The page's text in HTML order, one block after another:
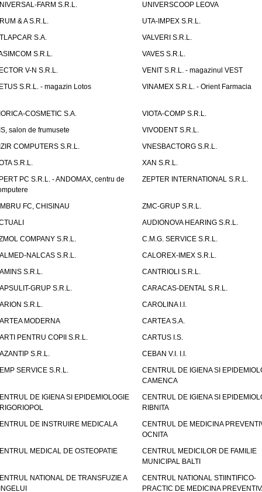
FARM S.R.L.
UNIVERSCOOP LEOVA
& A S.R.L.
UTA-IMPEX S.R.L.
S.A.
VALVERI S.R.L.
S.R.L.
VAVES S.R.L.
V-N S.R.L.
VENIT S.R.L. - magazinul VEST
S.R.L. - magazin Lotos
VINAMEX S.R.L. - Orient Farmacia
COSMETIC S.A.
VIOTA-COMP S.R.L.
salon de frumusete
VIVODENT S.R.L.
COMPUTERS S.R.L.
VNESBACTORG S.R.L.
S.R.L.
XAN S.R.L.
PC S.R.L. - ANDOMAX, centru de
ZEPTER INTERNATIONAL S.R.L.
FC, CHISINAU
ZMC-GRUP S.R.L.
AUDIONOVA HEARING S.R.L.
COMPANY S.R.L.
C.M.G. SERVICE S.R.L.
NALCAS S.R.L.
CALOREX-IMEX S.R.L.
S.R.L.
CANTRIOLI S.R.L.
GRUP S.R.L.
CARACAS-DENTAL S.R.L.
S.R.L.
CAROLINA I.I.
MODERNA
CARTEA S.A.
PENTRU COPII S.R.L.
CARTUS I.S.
S.R.L.
CEBAN V.I. I.I.
SERVICE S.R.L.
CENTRUL DE IGIENA SI
CAMENCA
DE IGIENA SI EPIDEMIOLOGIE
CENTRUL DE IGIENA SI
RIBNITA
DE INSTRUIRE MEDICALA
CENTRUL DE MEDICINA
OCNITA
MEDICAL DE OSTEOPATIE
CENTRUL MEDICILOR DE FAMILIE
MUNICIPAL BALTI
NATIONAL DE TRANSFUZIE A
CENTRUL NATIONAL STIINTIFICO-
PRACTIC DE MEDICINA